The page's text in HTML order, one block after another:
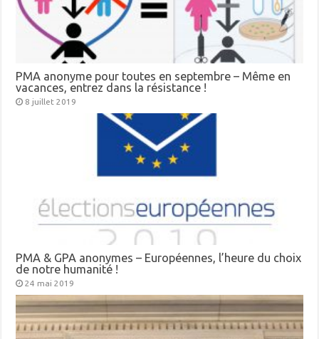
PMA anonyme pour toutes en septembre – Même en
vacances, entrez dans la résistance !
8 juillet 2019
PMA & GPA anonymes – Européennes, l’heure du choix
de notre humanité !
24 mai 2019